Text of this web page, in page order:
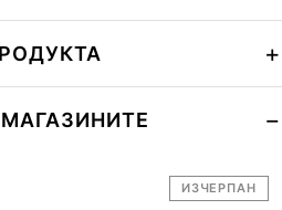
ИЗЧЕРПАН